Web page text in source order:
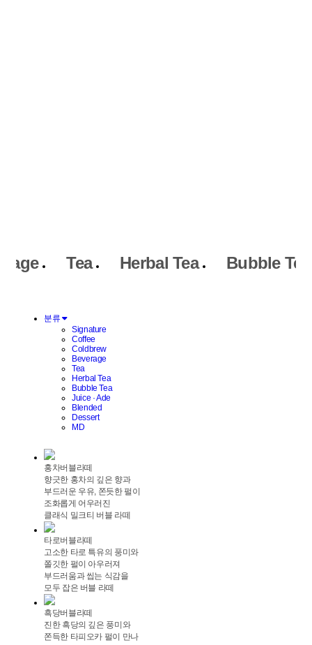
Tea Herbal Tea Bubble Tea
분류
Signature
Coffee
Coldbrew
Beverage
Tea
Herbal Tea
Bubble Tea
Juice · Ade
Blended
Dessert
MD
홍차버블라떼
향긋한 홍차의 깊은 향과
부드러운 우유, 쫀듯한 펄이
조화롭게 어우러진
클래식 밀크티 버블 라떼
타로버블라떼
고소한 타로 특유의 풍미와
쫄깃한 펄이 아우러져
부드러움과 씹는 식감을
모두 잡은 버블 라떼
흑당버블라떼
진한 흑당의 깊은 풍미와
쫀득한 타피오카 펄이 만나